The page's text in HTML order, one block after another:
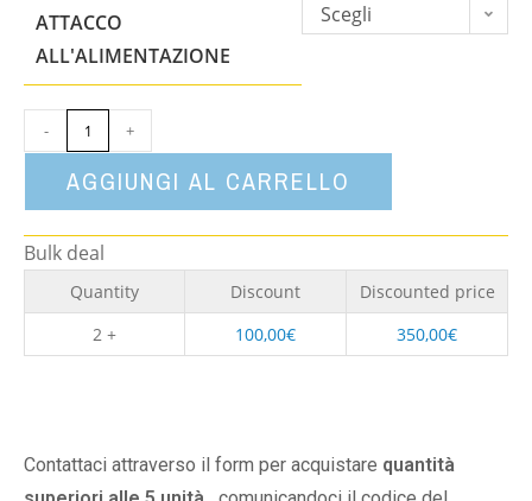
ATTACCO
ALL'ALIMENTAZIONE
Scegli
- +
AGGIUNGI AL CARRELLO
Bulk deal
Quantity Discount
Discounted price
2 +
100,00€ 350,00€
Contattaci attraverso il form per acquistare quantità